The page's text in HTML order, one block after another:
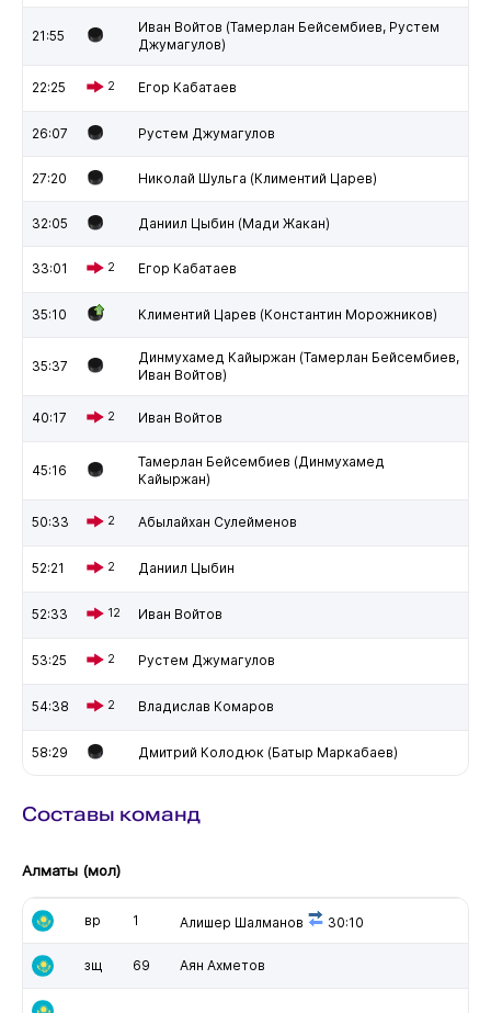
21:55
Иван Войтов (Тамерлан Бейсембиев, Рустем
Джумагулов)
22:25 2 Егор Кабатаев
26:07 Рустем Джумагулов
27:20 Николай Шульга (Климентий Царев)
32:05 Даниил Цыбин (Мади Жакан)
33:01 2 Егор Кабатаев
35:10 Климентий Царев (Константин Морожников)
35:37
Динмухамед Кайыржан (Тамерлан Бейсембиев,
Иван Войтов)
40:17 2 Иван Войтов
45:16
Тамерлан Бейсембиев (Динмухамед
Кайыржан)
50:33 2 Абылайхан Сулейменов
52:21 2 Даниил Цыбин
52:33 12 Иван Войтов
53:25 2 Рустем Джумагулов
54:38 2 Владислав Комаров
58:29 Дмитрий Колодюк (Батыр Маркабаев)
Составы команд
Алматы (мол)
вр 1 Алишер Шалманов 30:10
зщ 69 Аян Ахметов